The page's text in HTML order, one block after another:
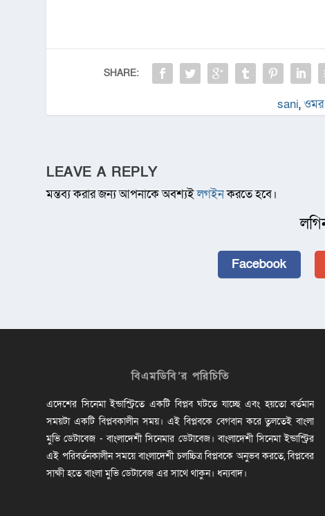
SHARE:
sani,ওমর
LEAVE A REPLY
মন্তব্য করার জন্য আপনাকে অবশ্যইলগইনকরতে হবে।
Facebook
বিএমডিবি’র পরিচিতি
এদেশের সিনেমা ইন্ডাস্ট্রিতে একটি বিপ্লব ঘটতে যাচ্ছে এবং হয়তো বর্তমান
সময়টা একটি বিপ্লবকালীন সময়। এই বিপ্লবকে বেগবান করে তুলতেই বাংলা
মুভি ডেটাবেজ - বাংলাদেশী সিনেমার ডেটাবেজ। বাংলাদেশী সিনেমা ইন্ডাস্ট্রির
এই পরিবর্তনকালীন সময়ে বাংলাদেশী চলচ্চিত্র বিপ্লবকে অনুভব করতে, বিপ্লবের
সাক্ষী হতে বাংলা মুভি ডেটাবেজ এর সাথে থাকুন। ধন্যবাদ।